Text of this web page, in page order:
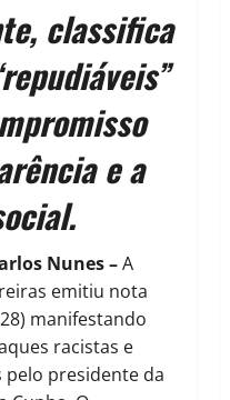
classifica
e a
Nunes –A
emitiu nota
manifestando
racistas e
presidente da